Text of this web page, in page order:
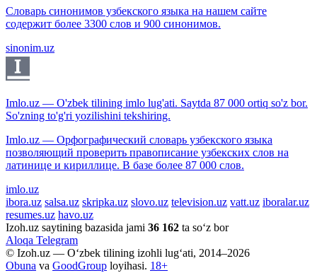
Словарь синонимов узбекского языка на нашем сайте
содержит более 3300 слов и 900 синонимов.
sinonim.uz
Imlo.uz — O'zbek tilining imlo lug'ati. Saytda 87 000 ortiq so'z bor.
So'zning to'g'ri yozilishini tekshiring.
Imlo.uz — Орфографический словарь узбекского языка
позволяющий проверить правописание узбекских слов на
латинице и кириллице. В базе более 87 000 слов.
imlo.uz
ibora.uz salsa.uz skripka.uz slovo.uz television.uz vatt.uz iboralar.uz
resumes.uz havo.uz
Izoh.uz saytining bazasida jami 36 162 ta so‘z bor
Aloqa Telegram
© Izoh.uz — O‘zbek tilining izohli lug‘ati, 2014–2026
Obuna va GoodGroup loyihasi. 18+